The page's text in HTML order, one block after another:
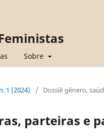
Sobre
1 (2024) / Dossiê gênero,
parteiras e